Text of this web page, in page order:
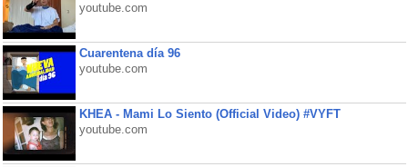
youtube.com
Cuarentena día 96
youtube.com
KHEA - Mami Lo Siento (Official Video) #VYFT
youtube.com